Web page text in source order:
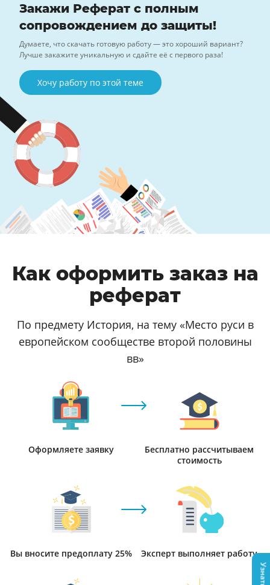
Закажи Реферат с полным
сопровождением до защиты!
Думаете, что скачать готовую работу — это хороший вариант?
Лучше закажите уникальную и сдайте её с первого раза!
Хочу работу по этой теме
Как оформить заказ на
реферат
По предмету История, на тему «Место руси в
европейском сообществе второй половины
вв»
Оформляете заявку
Бесплатно рассчитываем
стоимость
Вы вносите предоплату 25% Эксперт выполняет работу